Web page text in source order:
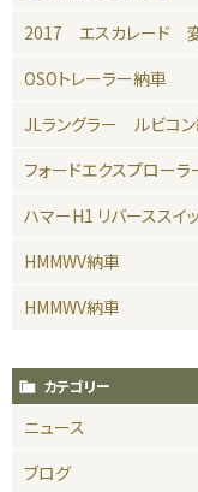
2017 エスカレード
OSOトレーラー納車
JLラングラー ルビコ
フォードエクスプロー
ハマーH1 リバーススイ
HMMWV納車
HMMWV納車
カテゴリー
ニュース
ブログ